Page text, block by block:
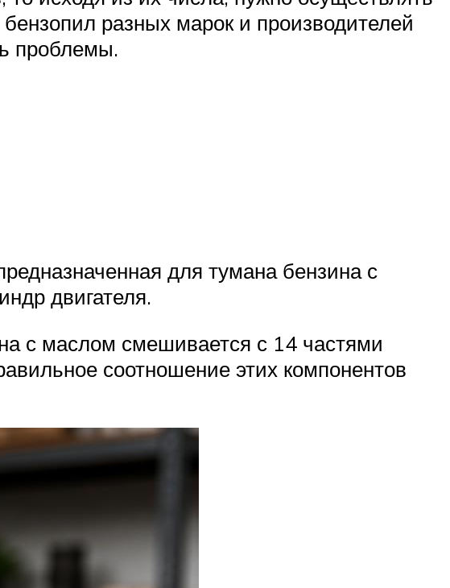
разных марок и производителей
проблемы.
для тумана бензина с
двигателя.
с маслом смешивается с 14 частями
соотношение этих компонентов